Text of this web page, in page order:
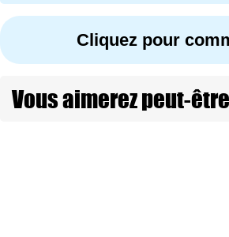
Cliquez pour
Vous aimerez peut-être